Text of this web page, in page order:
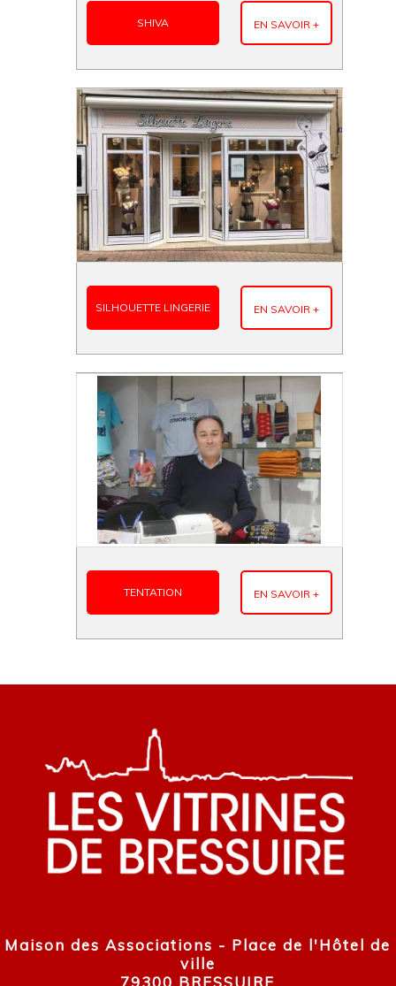
SHIVA EN SAVOIR +
SILHOUETTE LINGERIE EN SAVOIR +
TENTATION EN SAVOIR +
Maison des Associations - Place de l'Hôtel de
ville
79300 BRESSUIRE